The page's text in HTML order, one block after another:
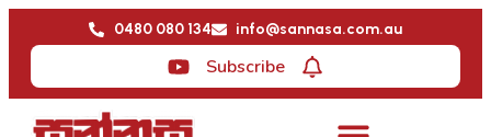
0480 080 134 info@sannasa.com.au
Subscribe